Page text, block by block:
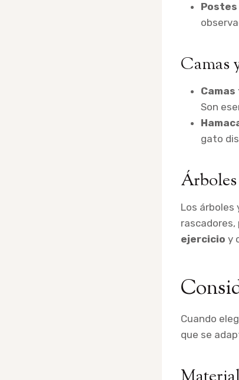
Camas
Son
gato
Los
ejercicio y
Cuando
que se